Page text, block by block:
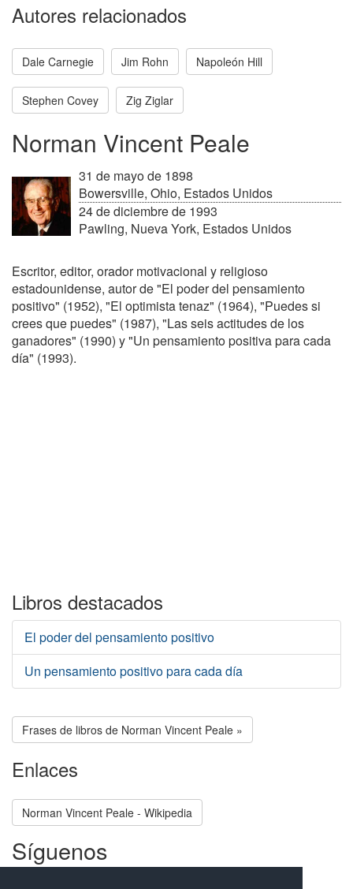
Autores relacionados
Dale Carnegie Jim Rohn Napoleón Hill
Stephen Covey Zig Ziglar
Norman Vincent Peale
31 de mayo de 1898
Bowersville, Ohio, Estados Unidos
24 de diciembre de 1993
Pawling, Nueva York, Estados Unidos
Escritor, editor, orador motivacional y religioso
estadounidense, autor de "El poder del pensamiento
positivo" (1952), "El optimista tenaz" (1964), "Puedes si
crees que puedes" (1987), "Las seis actitudes de los
ganadores" (1990) y "Un pensamiento positiva para cada
día" (1993).
Libros destacados
El poder del pensamiento positivo
Un pensamiento positivo para cada día
Frases de libros de Norman Vincent Peale »
Enlaces
Norman Vincent Peale - Wikipedia
Síguenos